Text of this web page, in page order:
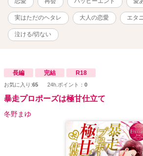
実はただのヘタレ 大人の恋愛 エタ
泣ける/切ない
長編 完結 R18
お気に入り:65 24h.ポイント： 0
暴走プロポーズは極甘仕立て
冬野まゆ